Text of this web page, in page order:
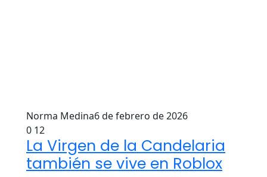
Norma Medina6 de febrero de 2026
0 12
La Virgen de la Candelaria
también se vive en Roblox